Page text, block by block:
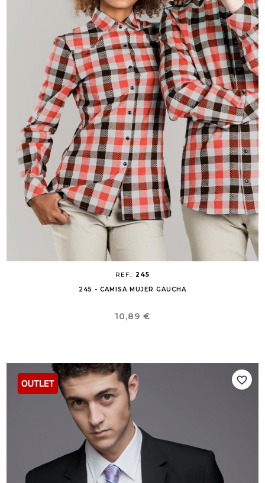
REF.: 245
245 - CAMISA MUJER GAUCHA
Precio
10,89 €
favorite_border